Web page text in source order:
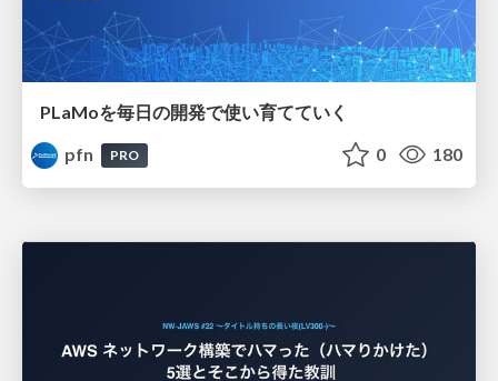
PLaMoを毎日の開発で使い育てていく
pfn
PRO 0 180